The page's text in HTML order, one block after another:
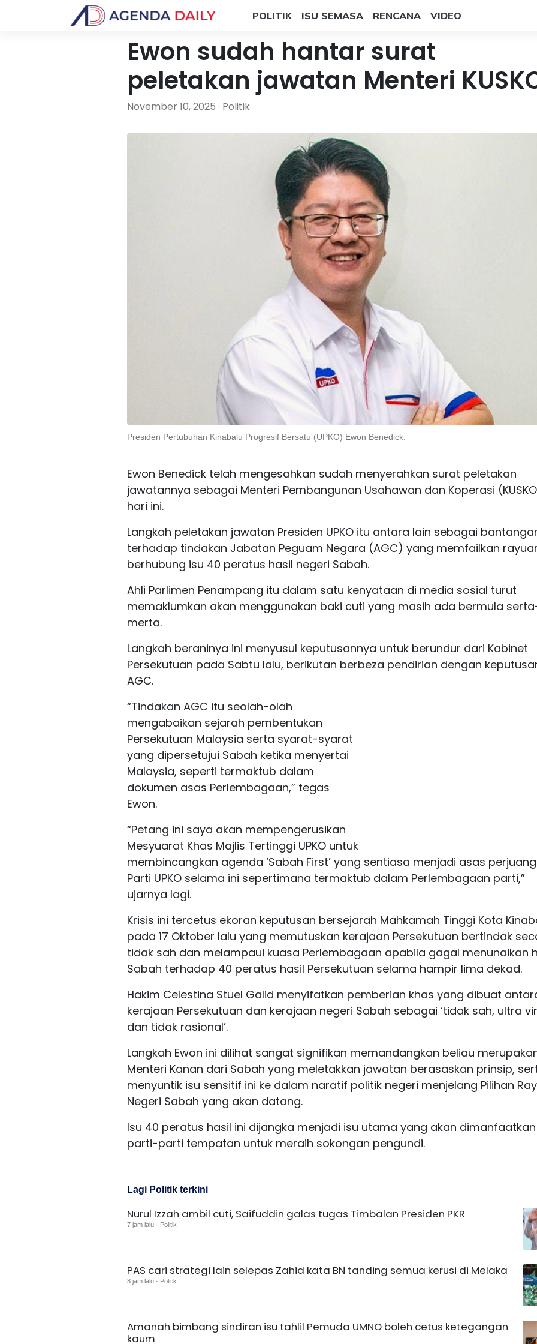
POLITIK ISU SEMASA RENCANA VIDEO
Ewon sudah hantar surat
peletakan jawatan Menteri
November 10, 2025 · Politik
Presiden Pertubuhan Kinabalu Progresif Bersatu (UPKO) Ewon Benedick.
Ewon Benedick telah mengesahkan sudah menyerahkan surat peletakan
jawatannya sebagai Menteri Pembangunan Usahawan dan Koperasi
hari ini.
Langkah peletakan jawatan Presiden UPKO itu antara lain sebagai
terhadap tindakan Jabatan Peguam Negara (AGC) yang memfailkan
berhubung isu 40 peratus hasil negeri Sabah.
Ahli Parlimen Penampang itu dalam satu kenyataan di media sosial turut
memaklumkan akan menggunakan baki cuti yang masih ada bermula
merta.
Langkah beraninya ini menyusul keputusannya untuk berundur dari Kabinet
Persekutuan pada Sabtu lalu, berikutan berbeza pendirian dengan
AGC.
“Tindakan AGC itu seolah-olah
mengabaikan sejarah pembentukan
Persekutuan Malaysia serta syarat-syarat
yang dipersetujui Sabah ketika menyertai
Malaysia, seperti termaktub dalam
dokumen asas Perlembagaan,” tegas
Ewon.
“Petang ini saya akan mempengerusikan
Mesyuarat Khas Majlis Tertinggi UPKO untuk
membincangkan agenda ‘Sabah First’ yang sentiasa menjadi asas
Parti UPKO selama ini sepertimana termaktub dalam Perlembagaan parti,”
ujarnya lagi.
Krisis ini tercetus ekoran keputusan bersejarah Mahkamah Tinggi Kota
pada 17 Oktober lalu yang memutuskan kerajaan Persekutuan bertindak
tidak sah dan melampaui kuasa Perlembagaan apabila gagal menunaikan
Sabah terhadap 40 peratus hasil Persekutuan selama hampir lima dekad.
Hakim Celestina Stuel Galid menyifatkan pemberian khas yang dibuat
kerajaan Persekutuan dan kerajaan negeri Sabah sebagai ‘tidak sah, ultra
dan tidak rasional’.
Langkah Ewon ini dilihat sangat signifikan memandangkan beliau
Menteri Kanan dari Sabah yang meletakkan jawatan berasaskan prinsip,
menyuntik isu sensitif ini ke dalam naratif politik negeri menjelang Pilihan
Negeri Sabah yang akan datang.
Isu 40 peratus hasil ini dijangka menjadi isu utama yang akan
parti-parti tempatan untuk meraih sokongan pengundi.
Lagi Politik terkini
Nurul Izzah ambil cuti, Saifuddin galas tugas Timbalan Presiden PKR
7 jam lalu · Politik
PAS cari strategi lain selepas Zahid kata BN tanding semua kerusi di Melaka
8 jam lalu · Politik
Amanah bimbang sindiran isu tahlil Pemuda UMNO boleh cetus ketegangan
kaum